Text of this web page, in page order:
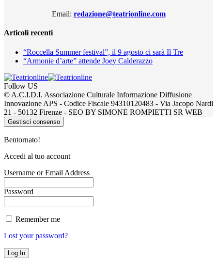
Email: redazione@teatrionline.com
Articoli recenti
“Roccella Summer festival”, il 9 agosto ci sarà Il Tre
“Armonie d’arte” attende Joey Calderazzo
Follow US
© A.C.I.D.I. Associazione Culturale Informazione Diffusione
Innovazione APS - Codice Fiscale 94310120483 - Via Jacopo Nardi
21 - 50132 Firenze - SEO BY SIMONE ROMPIETTI SR WEB
Gestisci consenso
Bentornato!
Accedi al tuo account
Username or Email Address
Password
Remember me
Lost your password?